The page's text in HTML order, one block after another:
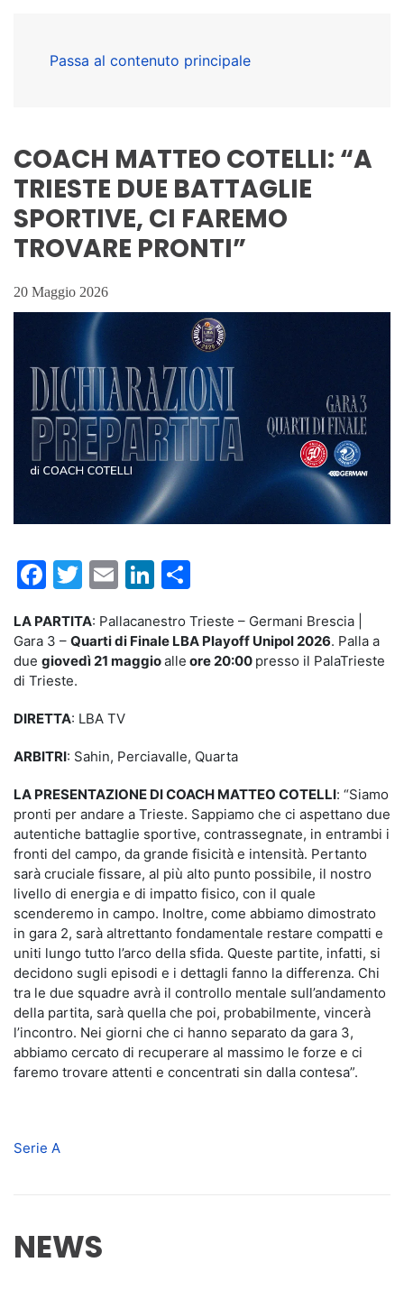
Passa al contenuto principale
COACH MATTEO COTELLI: “A
TRIESTE DUE BATTAGLIE
SPORTIVE, CI FAREMO
TROVARE PRONTI”
20 Maggio 2026
Facebook
Twitter
EmailLinkedIn
LA PARTITA: Pallacanestro Trieste – Germani Brescia |
Gara 3 – Quarti di Finale LBA Playoff Unipol 2026. Palla a
due giovedì 21 maggioalle ore 20:00 presso il PalaTrieste
di Trieste.
DIRETTA: LBA TV
ARBITRI: Sahin, Perciavalle, Quarta
LA PRESENTAZIONE DI COACH MATTEO COTELLI: “Siamo
pronti per andare a Trieste. Sappiamo che ci aspettano due
autentiche battaglie sportive, contrassegnate, in entrambi i
fronti del campo, da grande fisicità e intensità. Pertanto
sarà cruciale fissare, al più alto punto possibile, il nostro
livello di energia e di impatto fisico, con il quale
scenderemo in campo. Inoltre, come abbiamo dimostrato
in gara 2, sarà altrettanto fondamentale restare compatti e
uniti lungo tutto l’arco della sfida. Queste partite, infatti, si
decidono sugli episodi e i dettagli fanno la differenza. Chi
tra le due squadre avrà il controllo mentale sull’andamento
della partita, sarà quella che poi, probabilmente, vincerà
l’incontro. Nei giorni che ci hanno separato da gara 3,
abbiamo cercato di recuperare al massimo le forze e ci
faremo trovare attenti e concentrati sin dalla contesa”.
Serie A
NEWS